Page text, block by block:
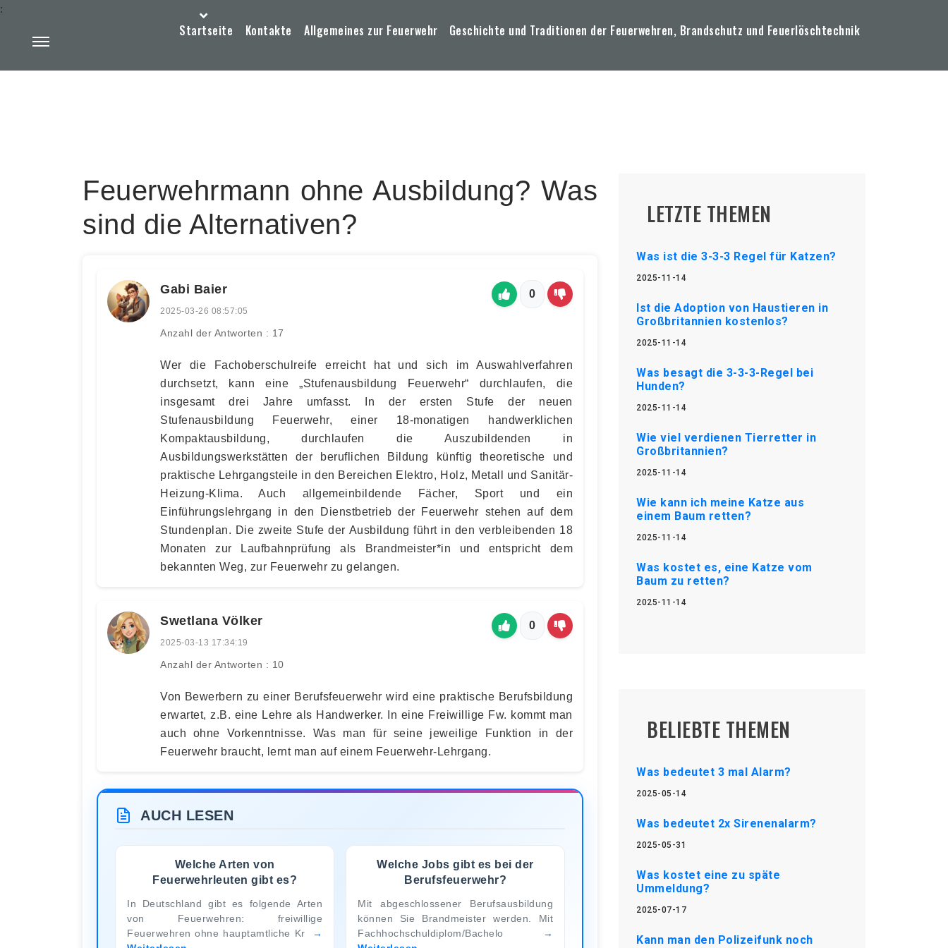
Startseite Kontakte Allgemeines zur Feuerwehr Geschichte und Traditionen der Feuerwehren, Brandschutz und Feuerlöschtechnik
:
Feuerwehrmann ohne Ausbildung? Was
sind die Alternativen?
Gabi Baier
2025-03-26 08:57:05
Anzahl der Antworten : 17
0
Wer die Fachoberschulreife erreicht hat und sich im Auswahlverfahren
durchsetzt, kann eine „Stufenausbildung Feuerwehr“ durchlaufen, die
insgesamt drei Jahre umfasst. In der ersten Stufe der neuen
Stufenausbildung Feuerwehr, einer 18-monatigen handwerklichen
Kompaktausbildung, durchlaufen die Auszubildenden in
Ausbildungswerkstätten der beruflichen Bildung künftig theoretische und
praktische Lehrgangsteile in den Bereichen Elektro, Holz, Metall und Sanitär-
Heizung-Klima. Auch allgemeinbildende Fächer, Sport und ein
Einführungslehrgang in den Dienstbetrieb der Feuerwehr stehen auf dem
Stundenplan. Die zweite Stufe der Ausbildung führt in den verbleibenden 18
Monaten zur Laufbahnprüfung als Brandmeister*in und entspricht dem
bekannten Weg, zur Feuerwehr zu gelangen.
Swetlana Völker
2025-03-13 17:34:19
Anzahl der Antworten : 10
0
Von Bewerbern zu einer Berufsfeuerwehr wird eine praktische Berufsbildung
erwartet, z.B. eine Lehre als Handwerker. In eine Freiwillige Fw. kommt man
auch ohne Vorkenntnisse. Was man für seine jeweilige Funktion in der
Feuerwehr braucht, lernt man auf einem Feuerwehr-Lehrgang.
AUCH LESEN
Welche Arten von
Feuerwehrleuten gibt es?
In Deutschland gibt es folgende Arten
von Feuerwehren: freiwillige
Feuerwehren ohne hauptamtliche Kr
Welche Jobs gibt es bei der
Berufsfeuerwehr?
Mit abgeschlossener Berufsausbildung
können Sie Brandmeister werden. Mit
Fachhochschuldiplom/Bachelo
LETZTE THEMEN
Was ist die 3-3-3 Regel für Katzen?
2025-11-14
Ist die Adoption von Haustieren in
Großbritannien kostenlos?
2025-11-14
Was besagt die 3-3-3-Regel bei
Hunden?
2025-11-14
Wie viel verdienen Tierretter in
Großbritannien?
2025-11-14
Wie kann ich meine Katze aus
einem Baum retten?
2025-11-14
Was kostet es, eine Katze vom
Baum zu retten?
2025-11-14
BELIEBTE THEMEN
Was bedeutet 3 mal Alarm?
2025-05-14
Was bedeutet 2x Sirenenalarm?
2025-05-31
Was kostet eine zu späte
Ummeldung?
2025-07-17
Kann man den Polizeifunk noch